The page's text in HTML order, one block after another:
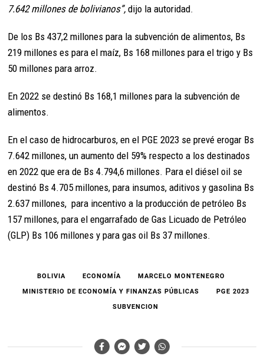
7.642 millones de bolivianos”,dijo la autoridad.
De los Bs 437,2 millones para la subvención de alimentos, Bs
219 millones es para el maíz, Bs 168 millones para el trigo y Bs
50 millones para arroz.
En 2022 se destinó Bs 168,1 millones para la subvención de
alimentos.
En el caso de hidrocarburos, en el PGE 2023 se prevé erogar Bs
7.642 millones, un aumento del 59% respecto a los destinados
en 2022 que era de Bs 4.794,6 millones. Para el diésel oil se
destinó Bs 4.705 millones, para insumos, aditivos y gasolina Bs
2.637 millones, para incentivo a la producción de petróleo Bs
157 millones, para el engarrafado de Gas Licuado de Petróleo
(GLP) Bs 106 millones y para gas oil Bs 37 millones.
BOLIVIA ECONOMÍA
MARCELO MONTENEGRO
MINISTERIO DE ECONOMÍA Y FINANZAS PÚBLICAS
PGE 2023
SUBVENCION